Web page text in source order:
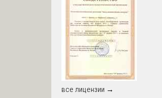
все лицензии →